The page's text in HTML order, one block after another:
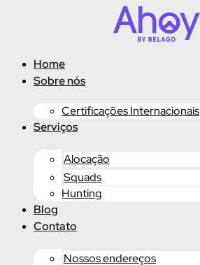
conteúdoHome
Sobre nós
Certificações Internacionais
Serviços
Alocação
Squads
Hunting
Blog
Contato
Nossos endereços